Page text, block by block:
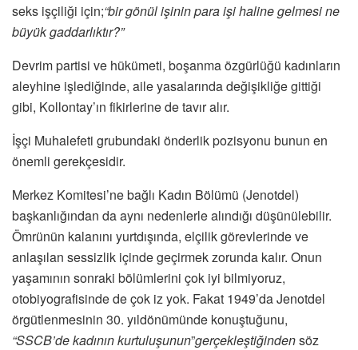
seks işçiliği için;“bir gönül işinin para işi haline gelmesi ne
büyük gaddarlıktır?”
Devrim partisi ve hükümeti, boşanma özgürlüğü kadınların
aleyhine işlediğinde, aile yasalarında değişikliğe gittiği
gibi, Kollontay’ın fikirlerine de tavır alır.
İşçi Muhalefeti grubundaki önderlik pozisyonu bunun en
önemli gerekçesidir.
Merkez Komitesi’ne bağlı Kadın Bölümü (Jenotdel)
başkanlığından da aynı nedenlerle alındığı düşünülebilir.
Ömrünün kalanını yurtdışında, elçilik görevlerinde ve
anlaşılan sessizlik içinde geçirmek zorunda kalır. Onun
yaşamının sonraki bölümlerini çok iyi bilmiyoruz,
otobiyografisinde de çok iz yok. Fakat 1949’da Jenotdel
örgütlenmesinin 30. yıldönümünde konuştuğunu,
“SSCB’de kadının kurtuluşunun”gerçekleştiğindensöz